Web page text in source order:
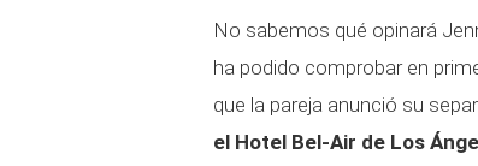
No sabemos qué opinará
ha podido comprobar en
que la pareja anunció su
el Hotel Bel-Air de Los